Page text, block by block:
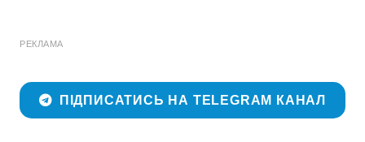
РЕКЛАМА
ПІДПИСАТИСЬ НА TELEGRAM КАНАЛ